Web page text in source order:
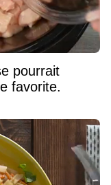
pourrait
favorite.